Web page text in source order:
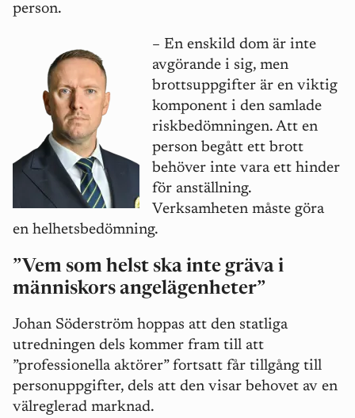
person.
– En enskild dom är inte
avgörande i sig, men
brottsuppgifter är en viktig
komponent i den samlade
riskbedömningen. Att en
person begått ett brott
behöver inte vara ett hinder
för anställning.
Verksamheten måste göra
en helhetsbedömning.
”Vem som helst ska inte gräva i
människors angelägenheter”
Johan Söderström hoppas att den statliga
utredningen dels kommer fram till att
”professionella aktörer” fortsatt får tillgång till
personuppgifter, dels att den visar behovet av en
välreglerad marknad.